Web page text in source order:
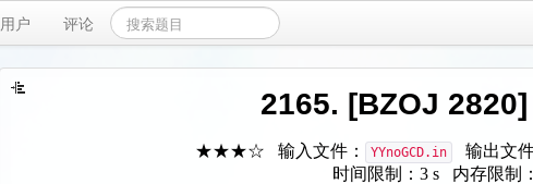
用户 评论
2165. [BZOJ 2820]
★★★☆ 输入文件： YYnoGCD.in 输出文件
时间限制：3 s 内存限制